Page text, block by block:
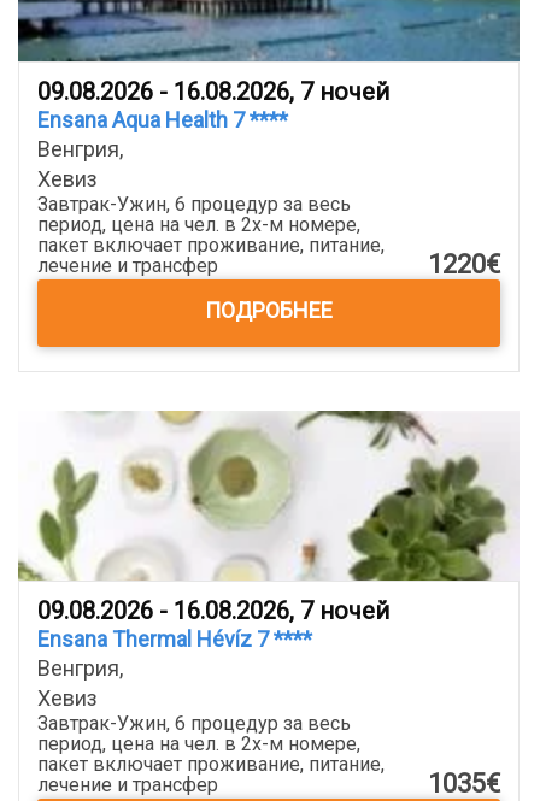
09.08.2026 - 16.08.2026, 7 ночей
Ensana Aqua Health 7 ****
Венгрия,
Хевиз
Завтрак-Ужин, 6 процедур за весь
период, цена на чел. в 2х-м номере,
пакет включает проживание, питание,
лечение и трансфер
1220€
ПОДРОБНЕЕ
09.08.2026 - 16.08.2026, 7 ночей
Ensana Thermal Hévíz 7 ****
Венгрия,
Хевиз
Завтрак-Ужин, 6 процедур за весь
период, цена на чел. в 2х-м номере,
пакет включает проживание, питание,
лечение и трансфер
1035€